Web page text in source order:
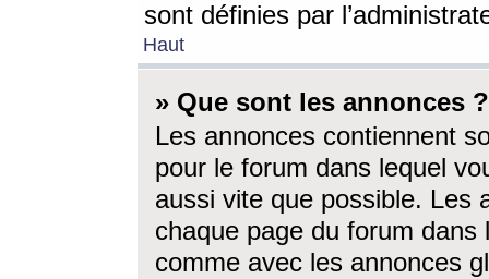
sont définies par
Haut
» Que sont les annonces ?
Les annonces contiennent
pour le forum dans lequel
aussi vite que possible. Les
chaque page du forum dans
comme avec les annonces